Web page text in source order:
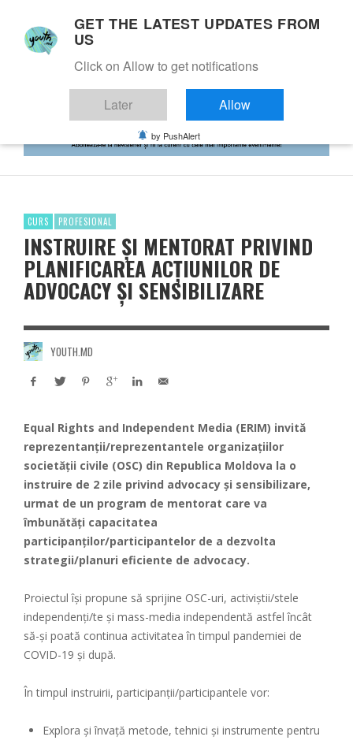
CURS PROFESIONAL
INSTRUIRE ȘI MENTORAT PRIVIND
PLANIFICAREA ACȚIUNILOR DE
ADVOCACY ȘI SENSIBILIZARE
YOUTH.MD
Equal Rights and Independent Media (ERIM) invită
reprezentanții/reprezentantele organizațiilor
societății civile (OSC) din Republica Moldova la o
instruire de 2 zile privind advocacy și sensibilizare,
urmat de un program de mentorat care va
îmbunătăți capacitatea
participanților/participantelor de a dezvolta
strategii/planuri eficiente de advocacy.
Proiectul își propune să sprijine OSC-uri, activiștii/stele
independenți/te și mass-media independentă astfel încât
să-și poată continua activitatea în timpul pandemiei de
COVID-19 și după.
În timpul instruirii, participanții/participantele vor:
Explora și învață metode, tehnici și instrumente pentru
GET THE LATEST UPDATES FROM
US
Click on Allow to get notifications
Later Allow
by PushAlert